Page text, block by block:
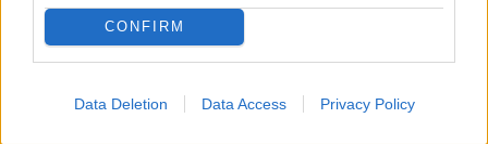
CONFIRM
Data Deletion Data Access Privacy Policy
Ακολουθήστε το
Mad.gr στο MSN